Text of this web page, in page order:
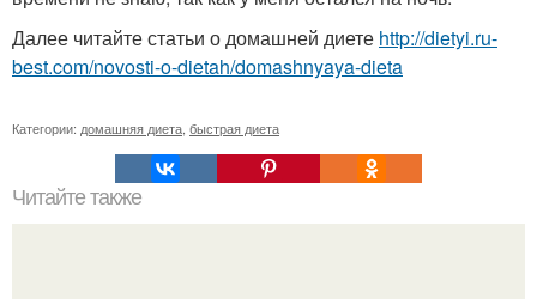
Далее читайте статьи о домашней диете http://dietyi.ru-
best.com/novosti-o-dietah/domashnyaya-dieta
Категории: домашняя диета, быстрая диета
Читайте также